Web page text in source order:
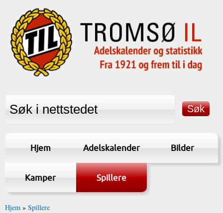
Hjem Adelskalender Bilder
Kamper Spillere
Hjem » Spillere